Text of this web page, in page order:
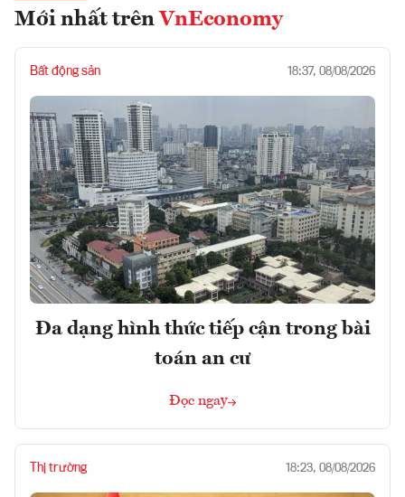
Mới nhất trên VnEconomy
Bất động sản 18:37, 08/08/2026
Đa dạng hình thức tiếp cận trong bài
toán an cư
Đọc ngay
Thị trường 18:23, 08/08/2026